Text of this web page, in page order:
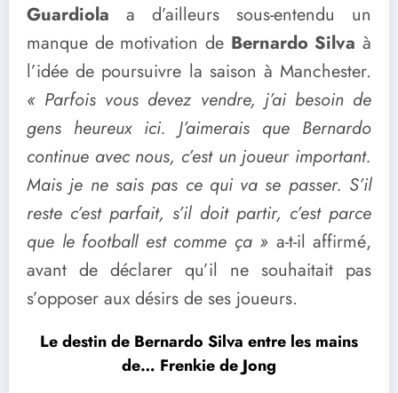
Guardiola a d’ailleurs sous-entendu un
manque de motivation de Bernardo Silva à
l’idée de poursuivre la saison à Manchester.
« Parfois vous devez vendre, j’ai besoin de
gens heureux ici. J’aimerais que Bernardo
continue avec nous, c’est un joueur important.
Mais je ne sais pas ce qui va se passer. S’il
reste c’est parfait, s’il doit partir, c’est parce
que le football est comme ça » a-t-il affirmé,
avant de déclarer qu’il ne souhaitait pas
s’opposer aux désirs de ses joueurs.
Le destin de Bernardo Silva entre les mains
de… Frenkie de Jong